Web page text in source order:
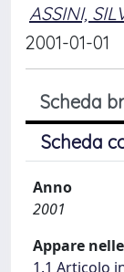
ASSINI,
2001-01-01
Scheda
Scheda
Anno
2001
Appare
1.1 Articolo